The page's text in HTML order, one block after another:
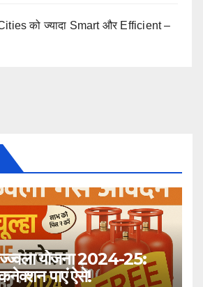
को ज्यादा Smart और Efficient –
योजना 2024-25:
पाएं ऐसे!